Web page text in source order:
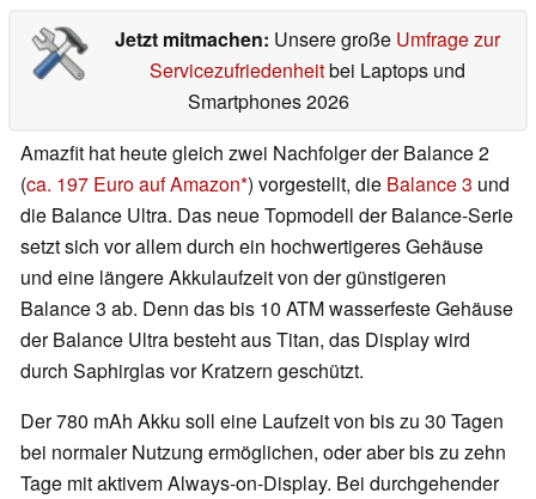
Jetzt mitmachen: Unsere große Umfrage zur
Servicezufriedenheitbei Laptops und
Smartphones 2026
Amazfit hat heute gleich zwei Nachfolger der Balance 2
(ca. 197 Euro auf Amazon ) vorgestellt, die Balance 3 und
die Balance Ultra. Das neue Topmodell der Balance-Serie
setzt sich vor allem durch ein hochwertigeres Gehäuse
und eine längere Akkulaufzeit von der günstigeren
Balance 3 ab. Denn das bis 10 ATM wasserfeste Gehäuse
der Balance Ultra besteht aus Titan, das Display wird
durch Saphirglas vor Kratzern geschützt.
Der 780 mAh Akku soll eine Laufzeit von bis zu 30 Tagen
bei normaler Nutzung ermöglichen, oder aber bis zu zehn
Tage mit aktivem Always-on-Display. Bei durchgehender